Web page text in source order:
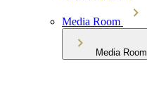
Media Room
Media Room